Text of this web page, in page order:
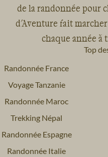
de la randonnée pour
d'Aventure fait
chaque année à
Top
Randonnée France
Voyage Tanzanie
Randonnée Maroc
Trekking Népal
Randonnée Espagne
Randonnée Italie